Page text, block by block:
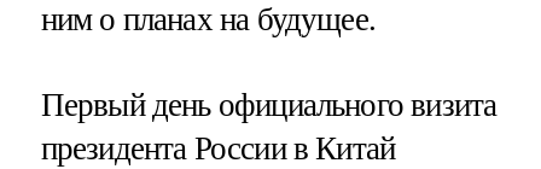
ним о планах на будущее.
Первый день официального визита
президента России в Китай